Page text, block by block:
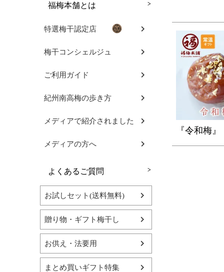
福梅本舗とは
特選梅干認定店
梅干コンシェルジュ
ご利用ガイド
紀州南高梅の歩き方
メディアで紹介されました
メディアの方へ
よくあるご質問
お試しセット(送料無料)
贈り物・ギフト梅干し
お供え・法要用
まとめ買いギフト特集
『令和梅』